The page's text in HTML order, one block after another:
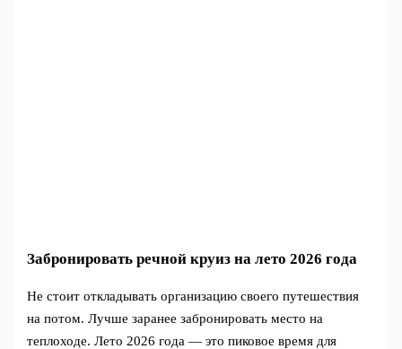
Забронировать речной круиз на лето 2026 года
Не стоит откладывать организацию своего путешествия
на потом. Лучше заранее забронировать место на
теплоходе. Лето 2026 года — это пиковое время для